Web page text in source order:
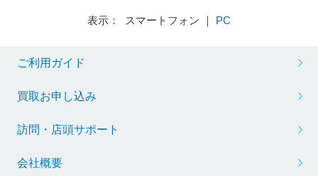
表示： スマートフォン ｜ PC
ご利用ガイド
買取お申し込み
訪問・店頭サポート
会社概要